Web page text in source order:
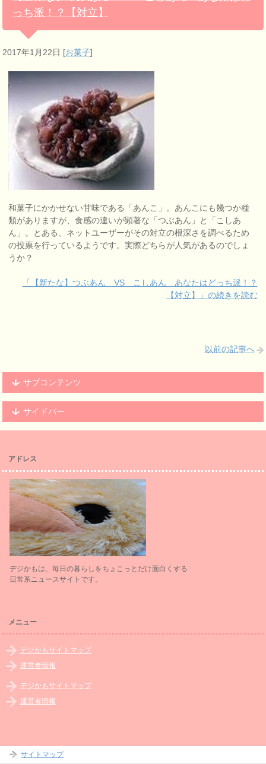
っち派！？【対立】
2017年1月22日 [お菓子]
和菓子にかかせない甘味である「あんこ」。あんこにも幾つか種
類がありますが、食感の違いが顕著な「つぶあん」と「こしあ
ん」。とある、ネットユーザーがその対立の根深さを調べるため
の投票を行っているようです。実際どちらが人気があるのでしょ
うか？
「【新たな】つぶあん VS こしあん あなたはどっち派！？
【対立】」の続きを読む
以前の記事へ
サブコンテンツ
サイドバー
アドレス
デジかもは、毎日の暮らしをちょこっとだけ面白くする
日常系ニュースサイトです。
メニュー
デジかもサイトマップ
運営者情報
デジかもサイトマップ
運営者情報
サイトマップ